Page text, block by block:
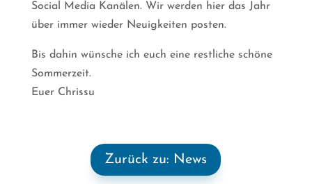
Social Media Kanälen. Wir werden hier das Jahr
über immer wieder Neuigkeiten posten.
Bis dahin wünsche ich euch eine restliche schöne
Sommerzeit.
Euer Chrissu
Zurück zu: News